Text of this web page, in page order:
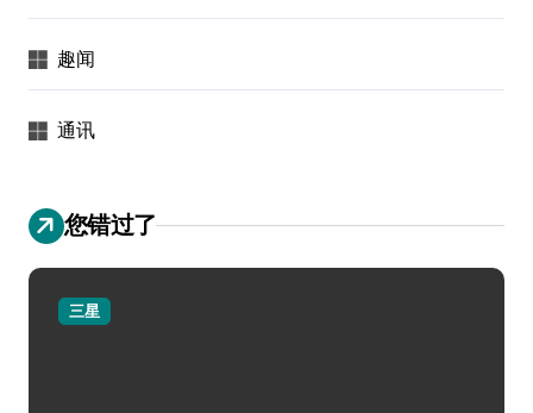
趣闻
通讯
您错过了
三星